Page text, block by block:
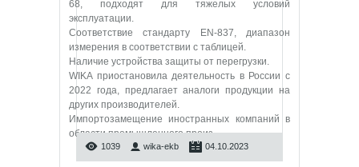
68, подходят для тяжелых условий
эксплуатации.
Соответствие стандарту EN-837, диапазон
измерения в соответствии с таблицей.
Наличие устройства защиты от перегрузки.
WIKA приостановила деятельность в России с
2022 года, предлагает аналоги продукции на
других производителей.
Импортозамещение иностранных компаний в
области промышленного произ...
1039 wika-ekb 04.10.2023